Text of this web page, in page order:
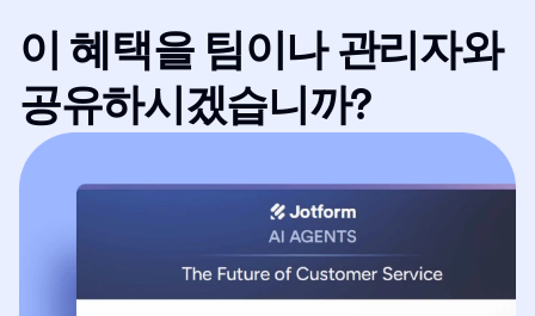
이 혜택을 팀이나 관리자와
공유하시겠습니까?